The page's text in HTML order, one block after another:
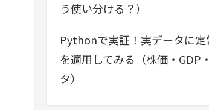
う使い分ける？）
Pythonで実証！実データに
を適用してみる（株価・GDP
タ）